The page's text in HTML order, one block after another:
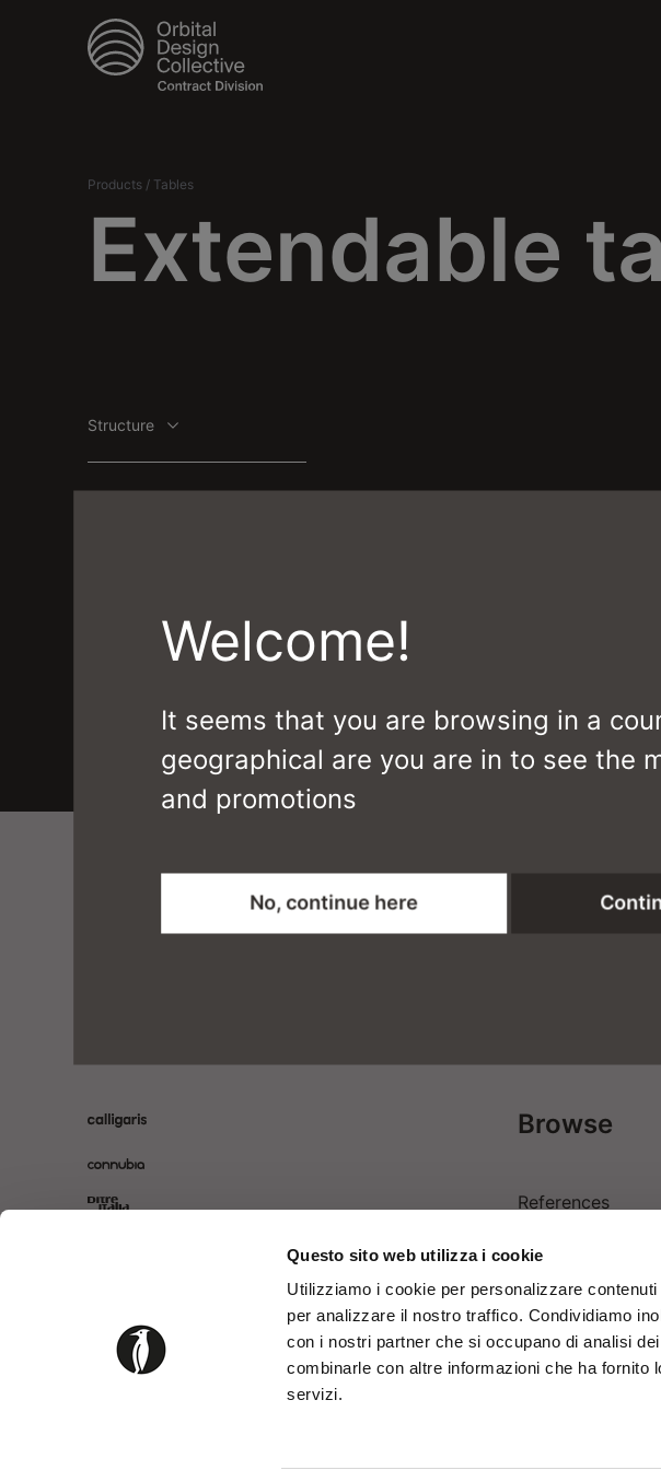
Questo sito web utilizza i cookie
Utilizziamo i cookie per personalizzare
per analizzare il nostro traffico. Condividiamo
con i nostri partner che si occupano di analisi
combinarle con altre informazioni che ha fornito
servizi.
Welcome!
It seems that you are browsing in a
geographical are you are in to see the
and promotions
No, continue here
Products / Tables
Extendable
Structure
Browse
References
Contacts